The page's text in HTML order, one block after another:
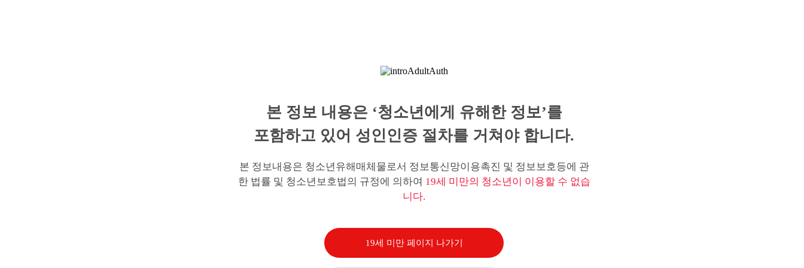
본 정보 내용은 ‘청소년에게 유해한 정보’를
포함하고 있어 성인인증 절차를 거쳐야 합니다.
본 정보내용은 청소년유해매체물로서 정보통신망이용촉진 및 정보보호등에 관
한 법률 및 청소년보호법의 규정에 의하여 19세 미만의 청소년이 이용할 수 없습
니다.
19세 미만 페이지 나가기